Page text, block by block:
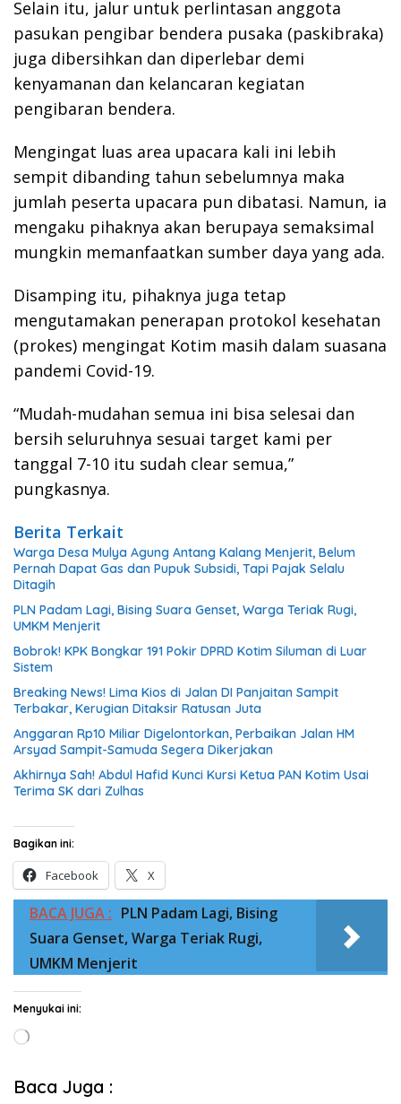
Selain itu, jalur untuk perlintasan anggota
pasukan pengibar bendera pusaka (paskibraka)
juga dibersihkan dan diperlebar demi
kenyamanan dan kelancaran kegiatan
pengibaran bendera.
Mengingat luas area upacara kali ini lebih
sempit dibanding tahun sebelumnya maka
jumlah peserta upacara pun dibatasi. Namun, ia
mengaku pihaknya akan berupaya semaksimal
mungkin memanfaatkan sumber daya yang ada.
Disamping itu, pihaknya juga tetap
mengutamakan penerapan protokol kesehatan
(prokes) mengingat Kotim masih dalam suasana
pandemi Covid-19.
“Mudah-mudahan semua ini bisa selesai dan
bersih seluruhnya sesuai target kami per
tanggal 7-10 itu sudah clear semua,”
pungkasnya.
Berita Terkait
Warga Desa Mulya Agung Antang Kalang Menjerit, Belum
Pernah Dapat Gas dan Pupuk Subsidi, Tapi Pajak Selalu
Ditagih
PLN Padam Lagi, Bising Suara Genset, Warga Teriak Rugi,
UMKM Menjerit
Bobrok! KPK Bongkar 191 Pokir DPRD Kotim Siluman di Luar
Sistem
Breaking News! Lima Kios di Jalan DI Panjaitan Sampit
Terbakar, Kerugian Ditaksir Ratusan Juta
Anggaran Rp10 Miliar Digelontorkan, Perbaikan Jalan HM
Arsyad Sampit-Samuda Segera Dikerjakan
Akhirnya Sah! Abdul Hafid Kunci Kursi Ketua PAN Kotim Usai
Terima SK dari Zulhas
Bagikan ini:
Facebook X
BACA JUGA : PLN Padam Lagi, Bising
Suara Genset, Warga Teriak Rugi,
UMKM Menjerit
Menyukai ini:
Memuat...
Baca Juga :